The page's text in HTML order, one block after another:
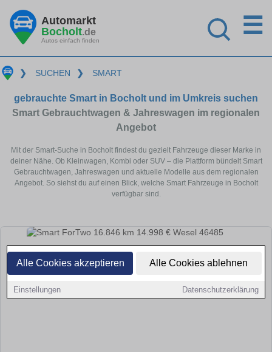
Alle Cookies akzeptieren Alle Cookies ablehnen
Einstellungen Datenschutzerklärung
Automarkt
Bocholt.de
Autos einfach finden
☰
❯ SUCHEN ❯ SMART
gebrauchte Smart in Bocholt und im Umkreis suchen
Smart Gebrauchtwagen & Jahreswagen im regionalen
Angebot
Mit der Smart-Suche in Bocholt findest du gezielt Fahrzeuge dieser Marke in
deiner Nähe. Ob Kleinwagen, Kombi oder SUV – die Plattform bündelt Smart
Gebrauchtwagen, Jahreswagen und aktuelle Modelle aus dem regionalen
Angebot. So siehst du auf einen Blick, welche Smart Fahrzeuge in Bocholt
verfügbar sind.